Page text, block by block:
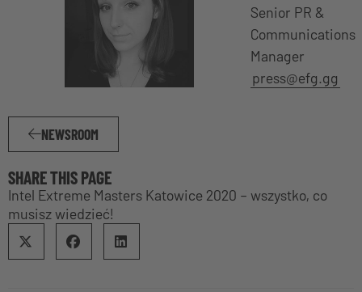
Senior PR &
Communications
Manager
press@efg.gg
NEWSROOM
SHARE THIS PAGE
Intel Extreme Masters Katowice 2020 – wszystko, co
musisz wiedzieć!